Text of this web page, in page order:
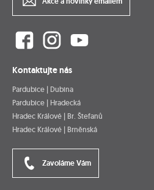
Kontaktujte nás
Pardubice | Dubina
Pardubice | Hradecká
Hradec Králové | Br. Štefanů
Hradec Králové | Brněnská
Zavoláme Vám